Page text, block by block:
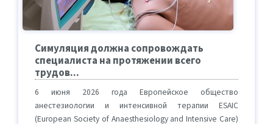
Симуляция должна сопровождать
специалиста на протяжении всего
трудов...
6 июня 2026 года Европейское общество
анестезиологии и интенсивной терапии ESAIC
(European Society of Anaesthesiology and Intensive Care)